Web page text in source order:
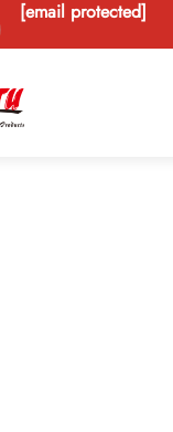
[email protected]